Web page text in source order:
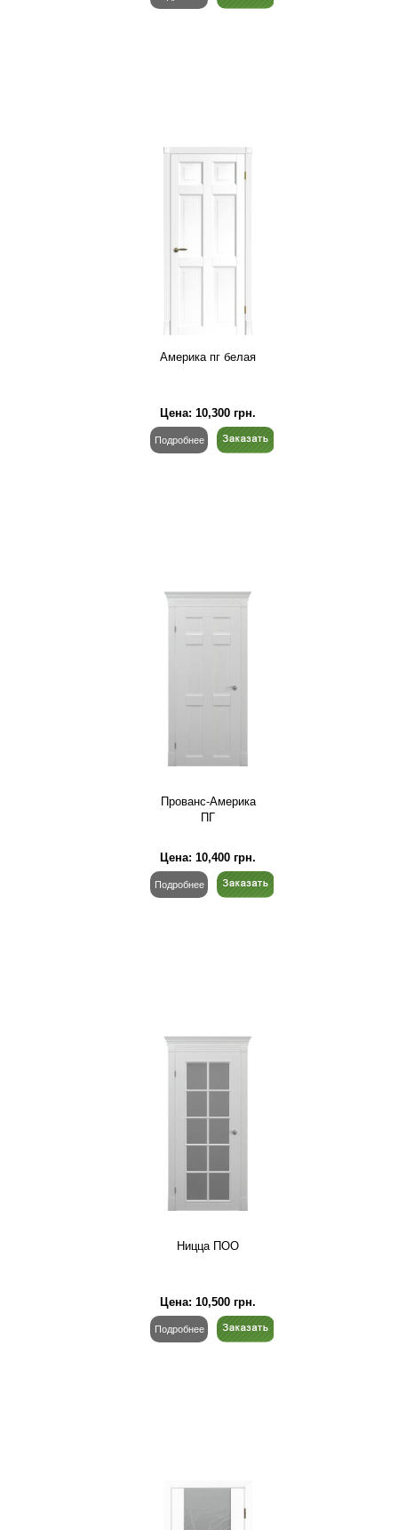
Америка пг белая
Цена: 10,300 грн.
Подробнее
Прованс-Америка
ПГ
Цена: 10,400 грн.
Подробнее
Ницца ПОО
Цена: 10,500 грн.
Подробнее